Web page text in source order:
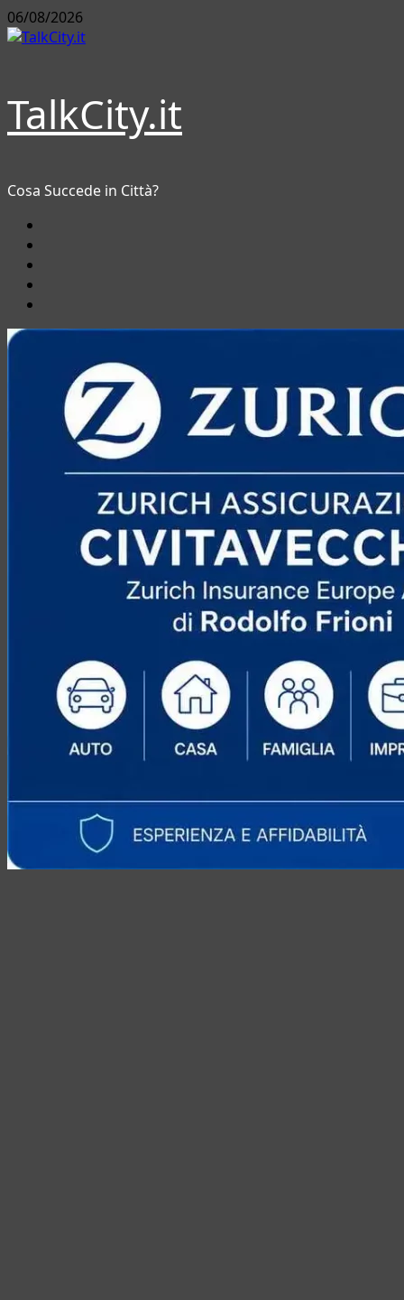
Vai
al
06/08/2026
TalkCity.it
Cosa Succede in Città?